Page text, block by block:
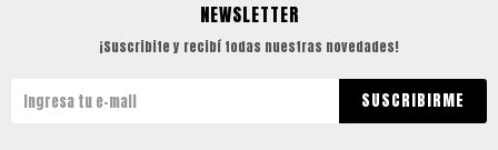
NEWSLETTER
¡Suscribite y recibí todas nuestras novedades!
SUSCRIBIRME